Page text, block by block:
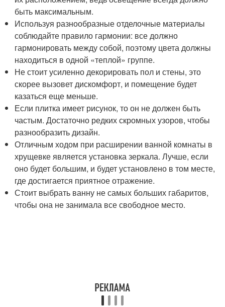
быть максимальным.
Используя разнообразные отделочные материалы
соблюдайте правило гармонии: все должно
гармонировать между собой, поэтому цвета должны
находиться в одной «теплой» группе.
Не стоит усиленно декорировать пол и стены, это
скорее вызовет дискомфорт, и помещение будет
казаться еще меньше.
Если плитка имеет рисунок, то он не должен быть
частым. Достаточно редких скромных узоров, чтобы
разнообразить дизайн.
Отличным ходом при расширении ванной комнаты в
хрущевке является установка зеркала. Лучше, если
оно будет большим, и будет установлено в том месте,
где достигается приятное отражение.
Стоит выбрать ванну не самых больших габаритов,
чтобы она не занимала все свободное место.